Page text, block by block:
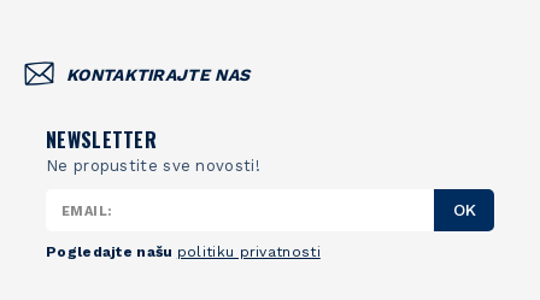
KONTAKTIRAJTE NAS
NEWSLETTER
Ne propustite sve novosti!
OK
Pogledajte našu politiku privatnosti